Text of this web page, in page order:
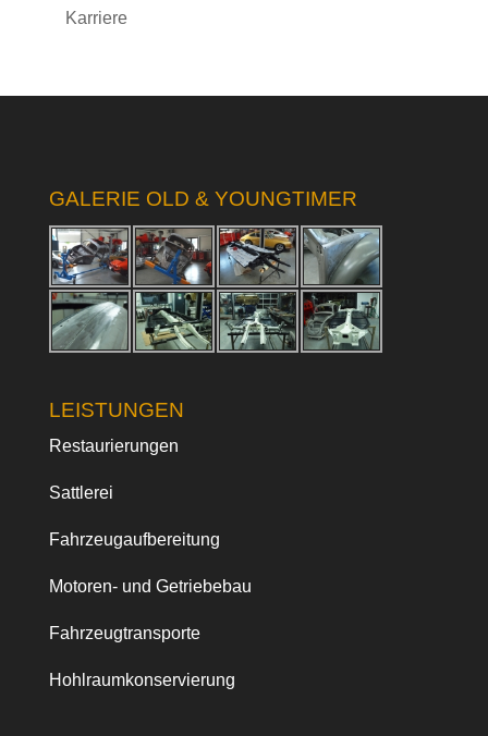
Karriere
GALERIE OLD & YOUNGTIMER
LEISTUNGEN
Restaurierungen
Sattlerei
Fahrzeugaufbereitung
Motoren- und Getriebebau
Fahrzeugtransporte
Hohlraumkonservierung